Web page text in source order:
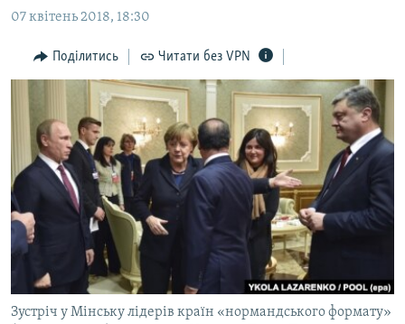
Перейти
пошуку
ПОГЛЯД
ІНТЕРВ'Ю
ВСЕ ЗА ДЕНЬ
СПЕЦПРОЕКТИ
ДЕПОРТАЦІЯ
ВІДЕОУРОКИ «ELIFBE»
СВІДЧЕННЯ ОКУПАЦІЇ
УКРАЇНСЬКА ПРОБЛЕМА КРИМУ
ІНФОГРАФІКА
ЯК ОБІЙТИ БЛОКУВАННЯ
Русский
Qırımtatar
ДОЛУЧАЙСЯ!
07 квітень 2018, 18:30
Поділитись Читати без VPN
Зустріч у Мінську лідерів країн «нормандського формату»